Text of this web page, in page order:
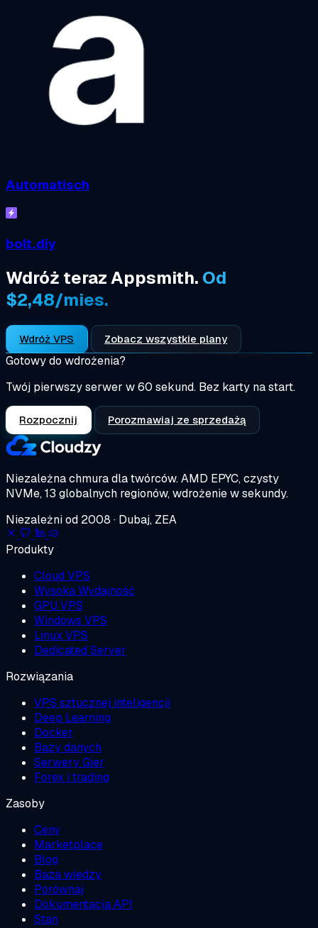
Automatisch
bolt.diy
Wdróż teraz Appsmith. Od
$2,48/mies.
Wdróż VPS Zobacz wszystkie plany
Gotowy do wdrożenia?
Twój pierwszy serwer w 60 sekund. Bez karty na start.
Rozpocznij Porozmawiaj ze sprzedażą
Niezależna chmura dla twórców.AMD EPYC, czysty
NVMe, 13 globalnych regionów, wdrożenie w sekundy.
Niezależni od 2008 · Dubaj, ZEA
Produkty
Cloud VPS
Wysoka Wydajność
GPU VPS
Windows VPS
Linux VPS
Dedicated Server
Rozwiązania
VPS sztucznej inteligencji
Deep Learning
Docker
Bazy danych
Serwery Gier
Forex i trading
Zasoby
Ceny
Marketplace
Blog
Baza wiedzy
Porównaj
Dokumentacja API
Stan